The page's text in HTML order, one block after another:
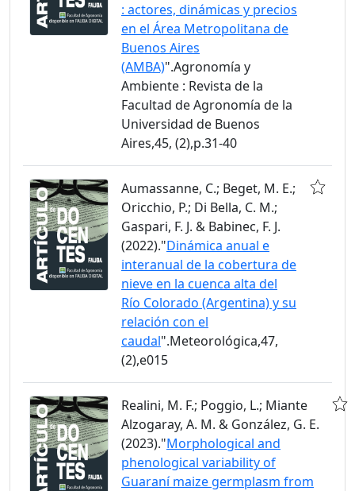
: actores, dinámicas y precios
en el Área Metropolitana de
Buenos Aires
(AMBA)".Agronomía y
Ambiente : Revista de la
Facultad de Agronomía de la
Universidad de Buenos
Aires,45, (2),p.31-40
Aumassanne, C.; Beget, M. E.;
Oricchio, P.; Di Bella, C. M.;
Gaspari, F. J. & Babinec, F. J.
(2022)."Dinámica anual e
interanual de la cobertura de
nieve en la cuenca alta del
Río Colorado (Argentina) y su
relación con el
caudal".Meteorológica,47,
(2),e015
Realini, M. F.; Poggio, L.; Miante
Alzogaray, A. M. & González, G. E.
(2023)."Morphological and
phenological variability of
Guaraní maize germplasm from